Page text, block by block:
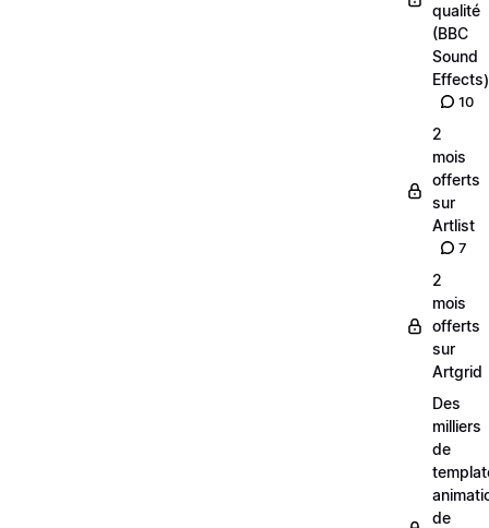
qualité
(BBC
Sound
Effects)
10
2
mois
offerts
sur
Artlist
7
2
mois
offerts
sur
Artgrid
Des
milliers
de
de